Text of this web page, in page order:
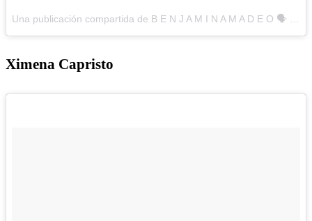
Ximena Capristo